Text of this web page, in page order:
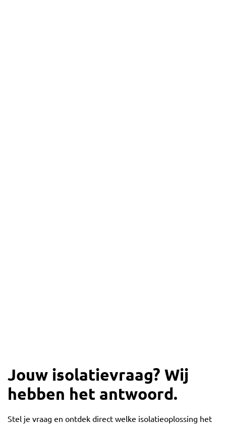
Jouw isolatievraag? Wij
hebben het antwoord.
Stel je vraag en ontdek direct welke isolatieoplossing het